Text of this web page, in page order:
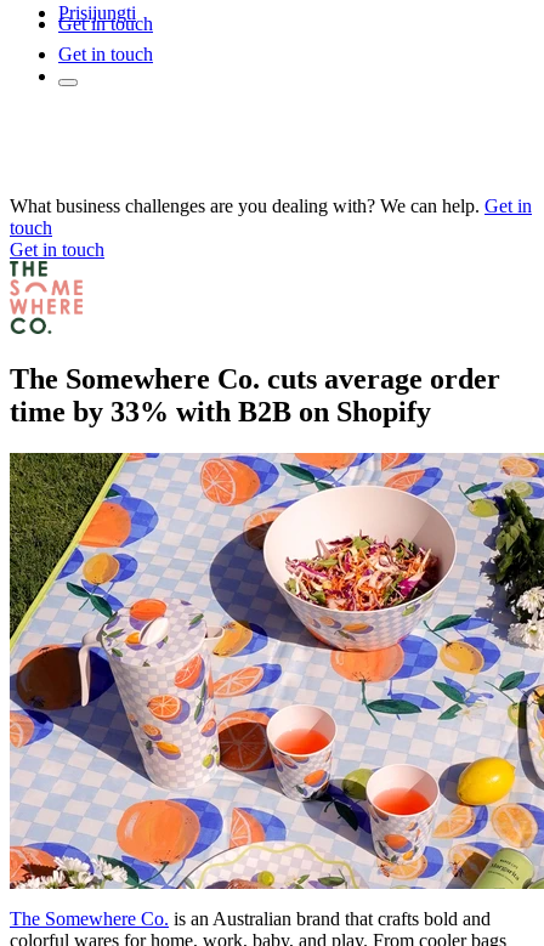
Prisijungti
Get in touch
Get in touch
What business challenges are you dealing with? We can help. Get in
touch
Get in touch
The Somewhere Co. cuts average order
time by 33% with B2B on Shopify
The Somewhere Co. is an Australian brand that crafts bold and
colorful wares for home, work, baby, and play. From cooler bags